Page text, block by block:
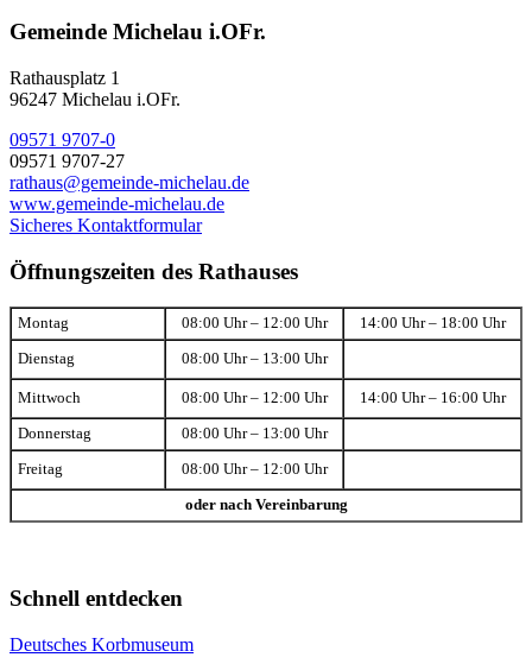
Gemeinde Michelau i.OFr.
Rathausplatz 1
96247 Michelau i.OFr.
09571 9707-0
09571 9707-27
rathaus@gemeinde-michelau.de
www.gemeinde-michelau.de
Sicheres Kontaktformular
Öffnungszeiten des Rathauses
Montag 08:00 Uhr – 12:00 Uhr 14:00 Uhr – 18:00 Uhr
Dienstag 08:00 Uhr – 13:00 Uhr
Mittwoch 08:00 Uhr – 12:00 Uhr 14:00 Uhr – 16:00 Uhr
Donnerstag 08:00 Uhr – 13:00 Uhr
Freitag 08:00 Uhr – 12:00 Uhr
oder nach Vereinbarung
Schnell entdecken
Deutsches Korbmuseum